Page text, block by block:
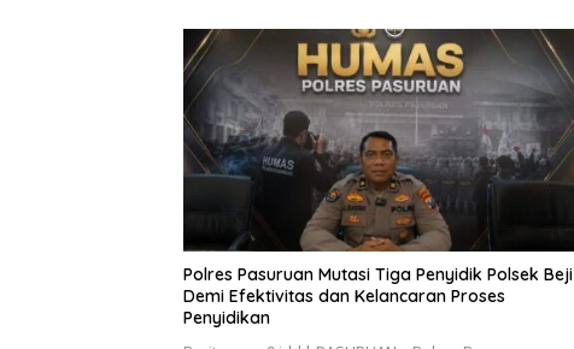
Polres Pasuruan Mutasi Tiga Penyidik Polsek Beji
Demi Efektivitas dan Kelancaran Proses
Penyidikan